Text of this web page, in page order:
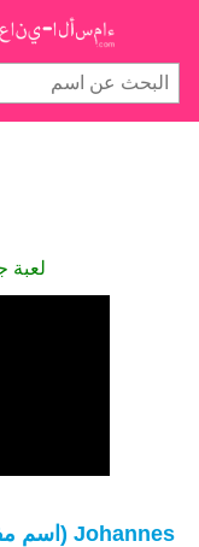
لعبة
Johannes (اسم مفضل)